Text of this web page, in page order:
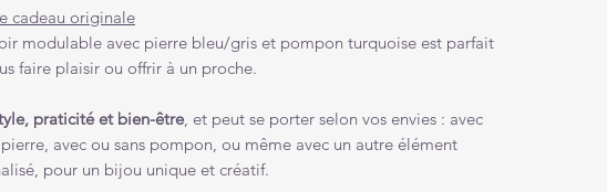
cadeau originale
modulable avec pierre bleu/gris et pompon turquoise est parfait
faire plaisir ou offrir à un proche.
praticité et bien-être, et peut se porter selon vos envies : avec
avec ou sans pompon, ou même avec un autre élément
pour un bijou unique et créatif.